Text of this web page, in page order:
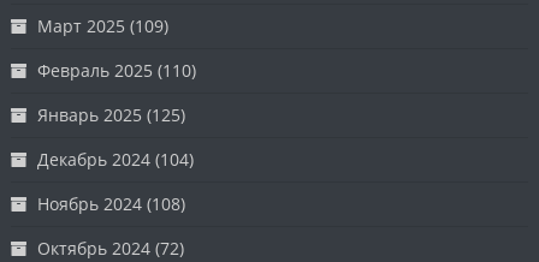
Март 2025 (109)
Февраль 2025 (110)
Январь 2025 (125)
Декабрь 2024 (104)
Ноябрь 2024 (108)
Октябрь 2024 (72)